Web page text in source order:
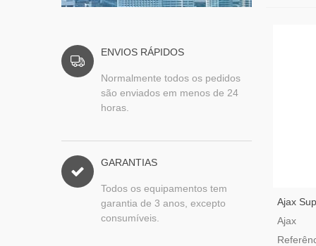
ENVIOS RÁPIDOS
Normalmente todos os pedidos
são enviados em menos de 24
horas.
GARANTIAS
Todos os equipamentos tem
garantia de 3 anos, excepto
consumíveis.
Ajax
Fibra
Ajax